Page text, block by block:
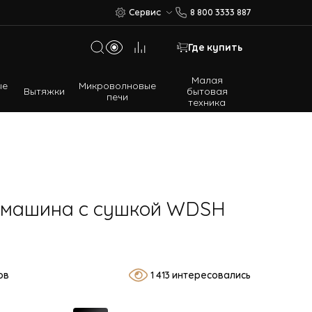
Сервис 8 800 3333 887
Где купить
Вытяжки Микроволновые
печи
Малая
бытовая
техника
Многодверные холодильники
с сушкой WDSH
1 413 интересовались